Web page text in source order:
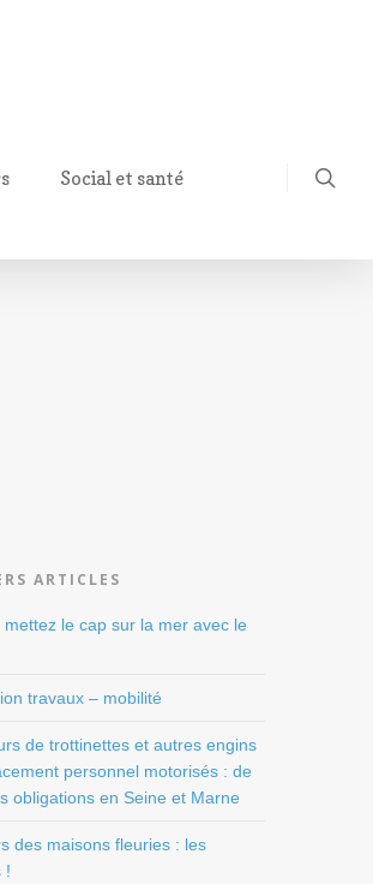
Social et santé
ARTICLES
mettez le cap sur la mer avec le
travaux – mobilité
de trottinettes et autres engins
personnel motorisés : de
obligations en Seine et Marne
des maisons fleuries : les
!